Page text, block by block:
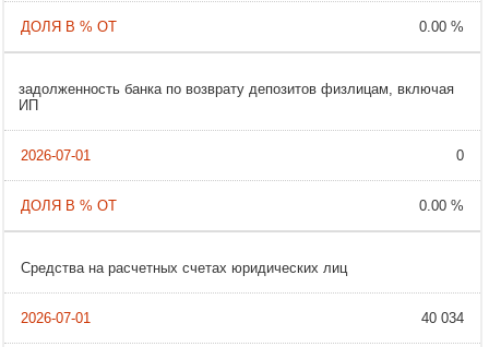
0.00 %
задолженность банка по возврату депозитов физлицам, включая
ИП
0
0.00 %
Cредства на расчетных счетах юридических лиц
40 034